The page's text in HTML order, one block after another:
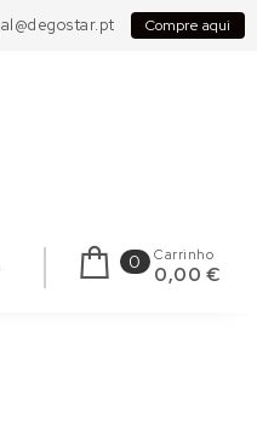
Compre aqui
0 Carrinho
0,00 €